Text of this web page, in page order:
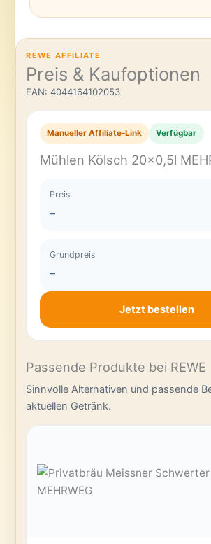
REWE AFFILIATE
Preis & Kaufoptionen
EAN: 4044164102053
Manueller Affiliate-Link Verfügbar
Mühlen Kölsch 20×0,5l
Preis
–
Grundpreis
–
Jetzt bestellen
Passende Produkte bei REWE
Sinnvolle Alternativen und passende
aktuellen Getränk.